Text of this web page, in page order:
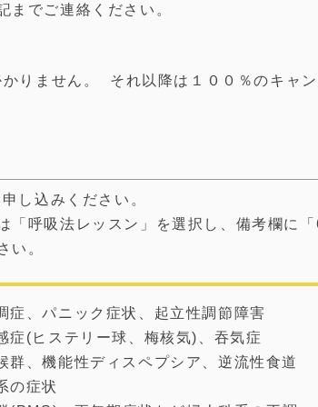
までご連絡ください。
りません。 それ以降は１００％のキャン
し込みください。
呼吸法レッスン」を選択し、備考欄に
い。
症、パニック症状、起立性調節障害
症(ヒステリー球、梅核気)、吞気症
群、機能性ディスペプシア、逆流性食道
の症状